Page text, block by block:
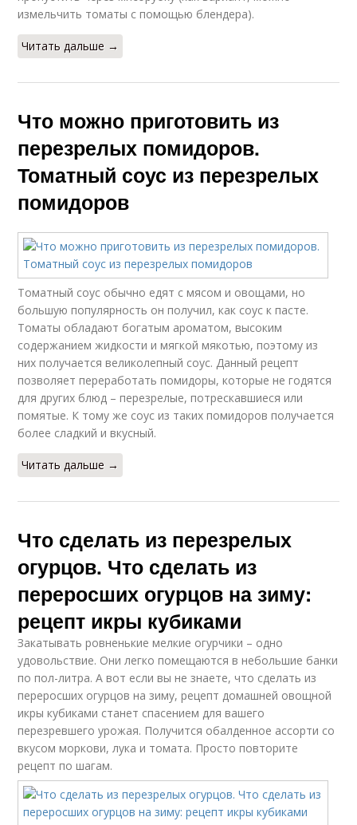
измельчить томаты с помощью блендера).
Читать дальше →
Что можно приготовить из
перезрелых помидоров.
Томатный соус из перезрелых
помидоров
Томатный соус обычно едят с мясом и овощами, но
большую популярность он получил, как соус к пасте.
Томаты обладают богатым ароматом, высоким
содержанием жидкости и мягкой мякотью, поэтому из
них получается великолепный соус. Данный рецепт
позволяет переработать помидоры, которые не годятся
для других блюд – перезрелые, потрескавшиеся или
помятые. К тому же соус из таких помидоров получается
более сладкий и вкусный.
Читать дальше →
Что сделать из перезрелых
огурцов. Что сделать из
переросших огурцов на зиму:
рецепт икры кубиками
Закатывать ровненькие мелкие огурчики – одно
удовольствие. Они легко помещаются в небольшие банки
по пол-литра. А вот если вы не знаете, что сделать из
переросших огурцов на зиму, рецепт домашней овощной
икры кубиками станет спасением для вашего
перезревшего урожая. Получится обалденное ассорти со
вкусом моркови, лука и томата. Просто повторите
рецепт по шагам.